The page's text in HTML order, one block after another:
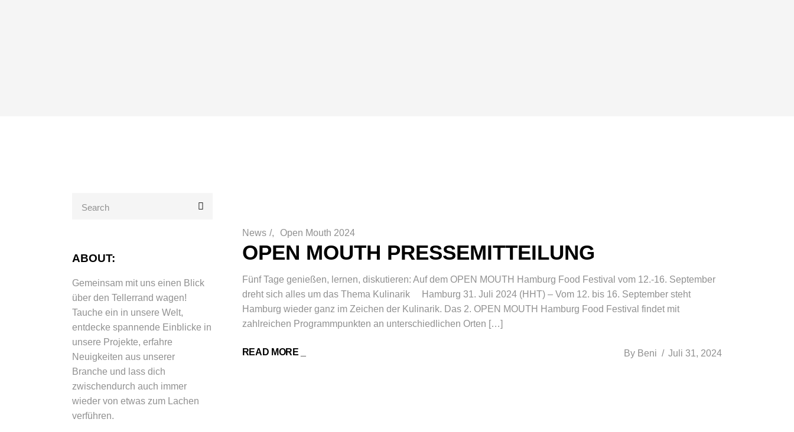
News / Open Mouth 2024
OPEN MOUTH PRESSEMITTEILUNG
Fünf Tage genießen, lernen, diskutieren: Auf dem OPEN MOUTH Hamburg Food Festival vom 12.-16. September
dreht sich alles um das Thema Kulinarik Hamburg 31. Juli 2024 (HHT) – Vom 12. bis 16. September steht
Hamburg wieder ganz im Zeichen der Kulinarik. Das 2. OPEN MOUTH Hamburg Food Festival findet mit
zahlreichen Programmpunkten an unterschiedlichen Orten […]
READ MORE _ By Beni Juli 31, 2024
ABOUT:
Gemeinsam mit uns einen Blick
über den Tellerrand wagen!
Tauche ein in unsere Welt,
entdecke spannende Einblicke in
unsere Projekte, erfahre
Neuigkeiten aus unserer
Branche und lass dich
zwischendurch auch immer
wieder von etwas zum Lachen
verführen.